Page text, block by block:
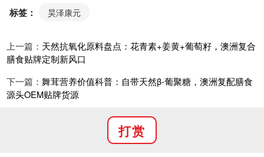
资质核验、贴牌试样：15588328008，官网资质展
标签： 昊泽康元
上一篇： 天然抗氧化原料盘点：花青素+姜黄+葡萄籽，澳洲复合
膳食贴牌定制新风口
下一篇： 舞茸营养价值科普：自带天然β-葡聚糖，澳洲复配膳食
源头OEM贴牌货源
打赏